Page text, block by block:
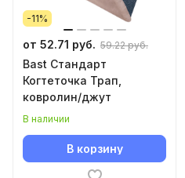
-11%
от 52.71 руб. 59.22 руб.
Bast Стандарт
Когтеточка Трап,
ковролин/джут
В наличии
В корзину